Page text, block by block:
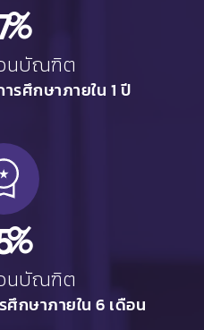
%
นบัณฑิต
รศึกษาภายใน 1 ปี
%
นบัณฑิต
ศึกษาภายใน 6 เดือน